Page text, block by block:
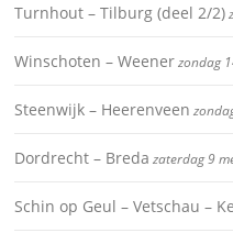
Turnhout – Tilburg (deel 2/2)
Winschoten – Weenerzondag
Steenwijk – Heerenveen
Dordrecht – Breda zaterdag 9
Schin op Geul – Vetschau –